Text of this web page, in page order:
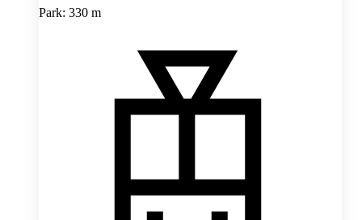
Park: 330 m